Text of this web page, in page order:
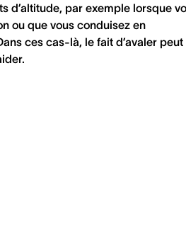
d’altitude, par exemple lorsque
ou que vous conduisez en
ces cas-là, le fait d’avaler peut